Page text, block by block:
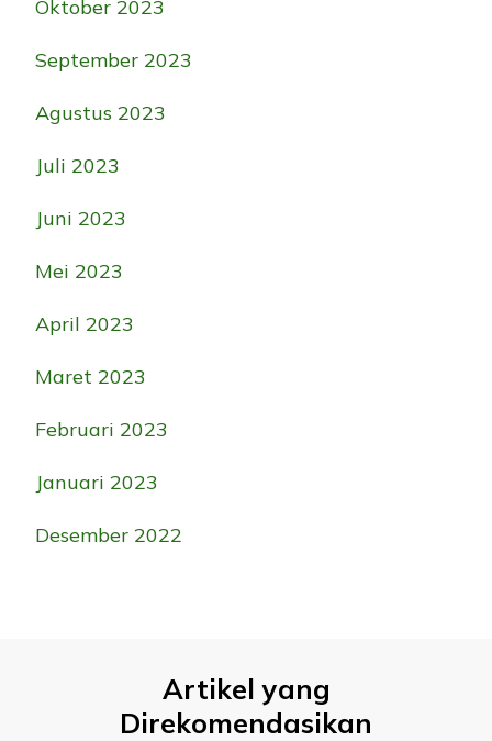
Oktober 2023
September 2023
Agustus 2023
Juli 2023
Juni 2023
Mei 2023
April 2023
Maret 2023
Februari 2023
Januari 2023
Desember 2022
Artikel yang
Direkomendasikan